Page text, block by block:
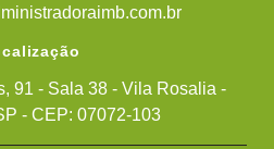
91 - Sala 38 - Vila Rosalia -
- CEP: 07072-103